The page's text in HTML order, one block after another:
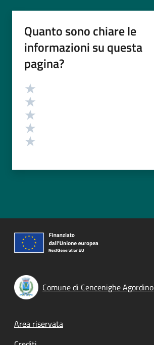
Quanto sono chiare le
informazioni su questa
pagina?
Valutazione
Comune di Cencenighe Agordino
Footer menu
Area riservata